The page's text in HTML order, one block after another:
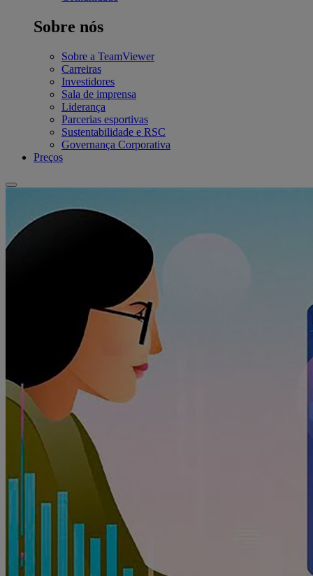
Sobre nós
Sobre a TeamViewer
Carreiras
Investidores
Sala de imprensa
Liderança
Parcerias esportivas
Sustentabilidade e RSC
Governança Corporativa
Preços